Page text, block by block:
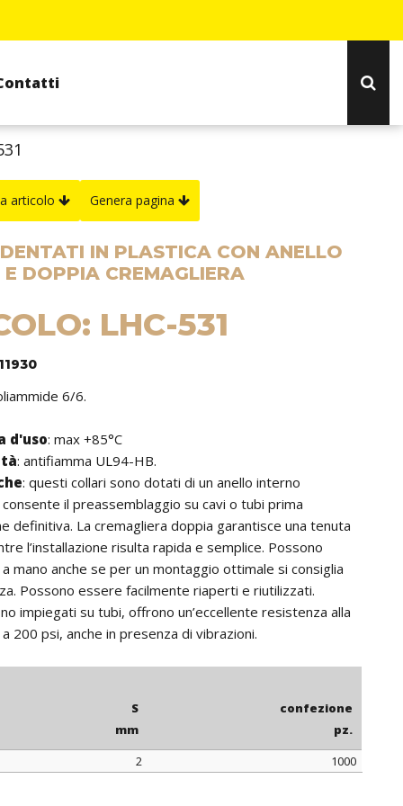
articolo Genera pagina
IN PLASTICA CON ANELLO
E DOPPIA CREMAGLIERA
LHC-531
6/6.
d'uso:max +85°C
: antifiamma UL94-HB.
:questi collari sono dotati di un anello interno
il preassemblaggio su cavi o tubi prima
definitiva. La cremagliera doppia garantisce una tenuta
l’installazione risulta rapida e semplice. Possono
mano anche se per un montaggio ottimale si consiglia
Possono essere facilmente riaperti e riutilizzati.
impiegati su tubi, offrono un’eccellente resistenza alla
200 psi, anche in presenza di vibrazioni.
S
mm
confezione
pz.
2
1000